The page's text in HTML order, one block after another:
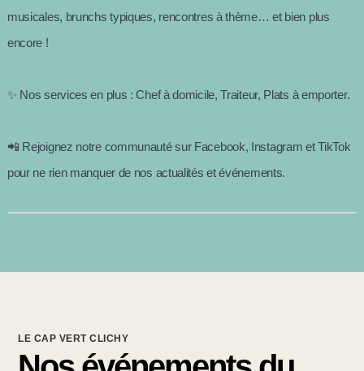
musicales, brunchs typiques, rencontres à thème… et bien plus
encore !
✨ Nos services en plus : Chef à domicile, Traiteur, Plats à emporter.
📲 Rejoignez notre communauté sur Facebook, Instagram et TikTok
pour ne rien manquer de nos actualités et événements.
LE CAP VERT CLICHY